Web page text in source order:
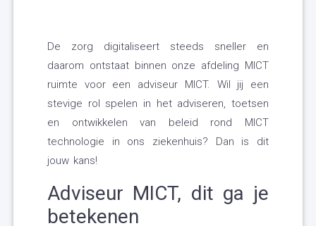
De zorg digitaliseert steeds sneller en
daarom ontstaat binnen onze afdeling MICT
ruimte voor een adviseur MICT. Wil jij een
stevige rol spelen in het adviseren, toetsen
en ontwikkelen van beleid rond MICT
technologie in ons ziekenhuis? Dan is dit
jouw kans!
Adviseur MICT, dit ga je
betekenen